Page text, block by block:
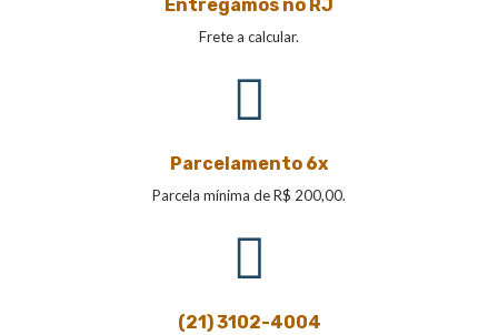
Entregamos no RJ
Frete a calcular.
Parcelamento 6x
Parcela mínima de R$ 200,00.
(21) 3102-4004